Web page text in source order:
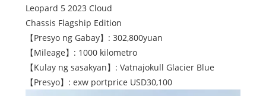
Leopard 5 2023 Cloud
Chassis Flagship Edition
【Presyo ng Gabay】: 302,800yuan
【Mileage】: 1000 kilometro
【Kulay ng sasakyan】: Vatnajokull Glacier Blue
【Presyo】: exw portprice USD30,100